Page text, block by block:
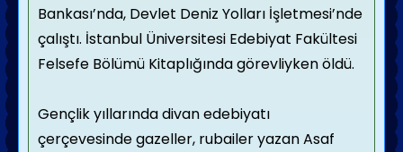
Bankası’nda, Devlet Deniz Yolları İşletmesi’nde
çalıştı. İstanbul Üniversitesi Edebiyat Fakültesi
Felsefe Bölümü Kitaplığında görevliyken öldü.
Gençlik yıllarında divan edebiyatı
çerçevesinde gazeller, rubailer yazan Asaf